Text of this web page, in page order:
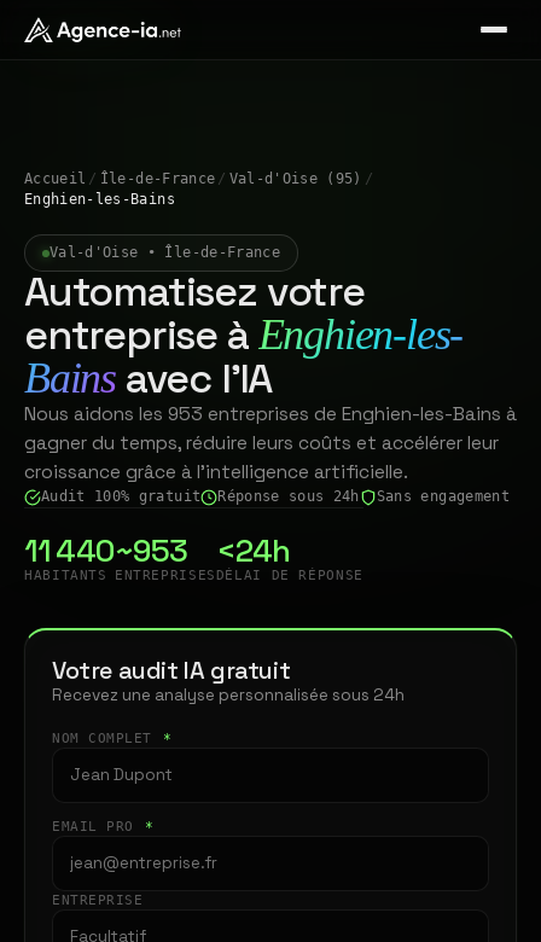
Accueil / Île-de-France / Val-d'Oise (95) /
Enghien-les-Bains
Val-d'Oise • Île-de-France
Automatisez votre
entreprise à Enghien-les-
Bains avec l'IA
Nous aidons les 953 entreprises de Enghien-les-Bains à
gagner du temps, réduire leurs coûts et accélérer leur
croissance grâce à l'intelligence artificielle.
Audit 100% gratuit Réponse sous 24h Sans engagement
11 440
HABITANTS
~953
ENTREPRISES
<24h
DÉLAI DE RÉPONSE
Votre audit IA gratuit
Recevez une analyse personnalisée sous 24h
NOM COMPLET *
EMAIL PRO *
ENTREPRISE